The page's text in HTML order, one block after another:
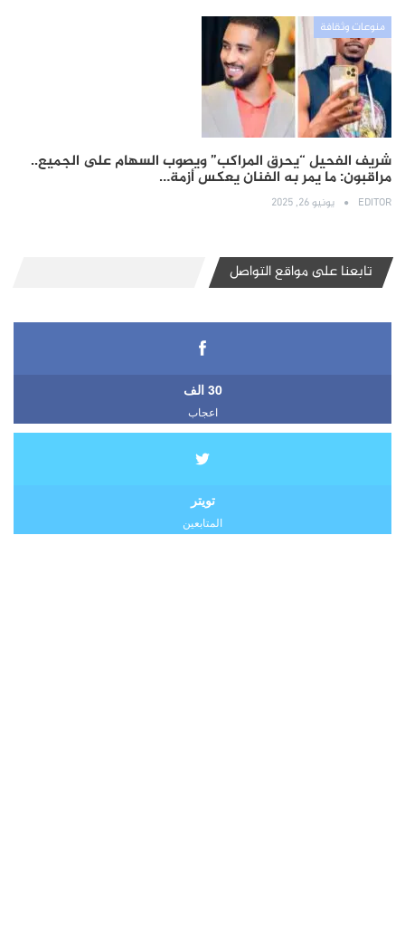
منوعات وثقافة
شريف الفحيل “يحرق المراكب” ويصوب السهام على الجميع..
مراقبون: ما يمر به الفنان يعكس أزمة…
EDITOR يونيو 26, 2025
تابعنا على مواقع التواصل
30 الف
اعجاب
تويتر
المتابعين